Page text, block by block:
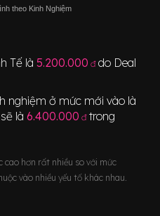
theo Kinh Nghiệm
Tế là5.200.000 đdo Deal
nghiệm ở mức mới vào là
là6.400.000 đ trong
cao hơn rất nhiều so với mức
vào nhiều yếu tố khác nhau.